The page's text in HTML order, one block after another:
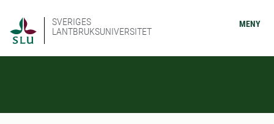
SVERIGES
LANTBRUKSUNIVERSITET
MENY